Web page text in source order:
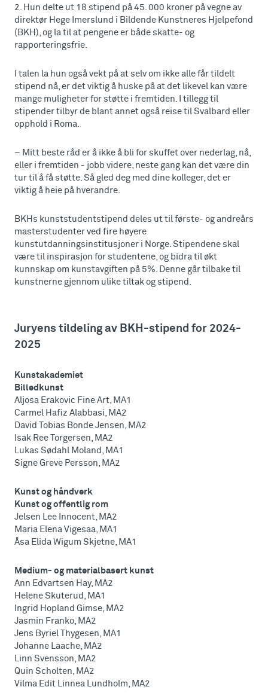
2. Hun delte ut 18 stipend på 45. 000 kroner på vegne av
direktør Hege Imerslund i Bildende Kunstneres Hjelpefond
(BKH), og la til at pengene er både skatte- og
rapporteringsfrie.
I talen la hun også vekt på at selv om ikke alle får tildelt
stipend nå, er det viktig å huske på at det likevel kan være
mange muligheter for støtte i fremtiden. I tillegg til
stipender tilbyr de blant annet også reise til Svalbard eller
opphold i Roma.
– Mitt beste råd er å ikke å bli for skuffet over nederlag, nå,
eller i fremtiden - jobb videre, neste gang kan det være din
tur til å få støtte. Så gled deg med dine kolleger, det er
viktig å heie på hverandre.
BKHs kunststudentstipend deles ut til første- og andreårs
masterstudenter ved fire høyere
kunstutdanningsinstitusjoner i Norge. Stipendene skal
være til inspirasjon for studentene, og bidra til økt
kunnskap om kunstavgiften på 5%. Denne går tilbake til
kunstnerne gjennom ulike tiltak og stipend.
Juryens tildeling av BKH-stipend for 2024-
2025
Kunstakademiet
Billedkunst
Aljosa Erakovic Fine Art, MA1
Carmel Hafiz Alabbasi, MA2
David Tobias Bonde Jensen, MA2
Isak Ree Torgersen, MA2
Lukas Sødahl Moland, MA1
Signe Greve Persson, MA2
Kunst og håndverk
Kunst og offentlig rom
Jelsen Lee Innocent, MA2
Maria Elena Vigesaa, MA1
Åsa Elida Wigum Skjetne, MA1
Medium- og materialbasert kunst
Ann Edvartsen Hay, MA2
Helene Skuterud, MA1
Ingrid Hopland Gimse, MA2
Jasmin Franko, MA2
Jens Byriel Thygesen, MA1
Johanne Laache, MA2
Linn Svensson, MA2
Quin Scholten, MA2
Vilma Edit Linnea Lundholm, MA2